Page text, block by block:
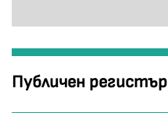
Публичен регистър